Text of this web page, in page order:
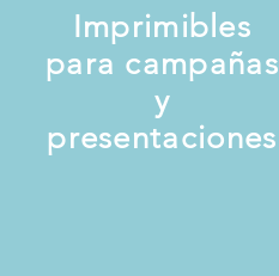
Imprimibles
para campañas
y
presentaciones